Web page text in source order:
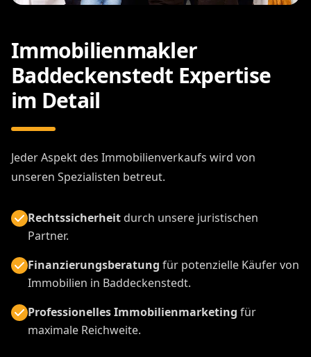
Immobilienmakler
Baddeckenstedt Expertise
im Detail
Jeder Aspekt des Immobilienverkaufs wird von
unseren Spezialisten betreut.
Rechtssicherheitdurch unsere juristischen
Partner.
Finanzierungsberatung für potenzielle Käufer von
Immobilien in Baddeckenstedt.
Professionelles Immobilienmarketing für
maximale Reichweite.